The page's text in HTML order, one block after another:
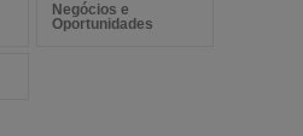
Negócios e
Oportunidades